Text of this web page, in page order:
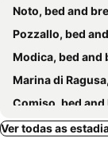
Noto, bed and
Pozzallo, bed
Modica, bed and
Marina di Ragusa, bed
Comiso, bed
Vittoria, bed and
Ver todas as